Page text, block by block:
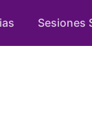
Sesiones